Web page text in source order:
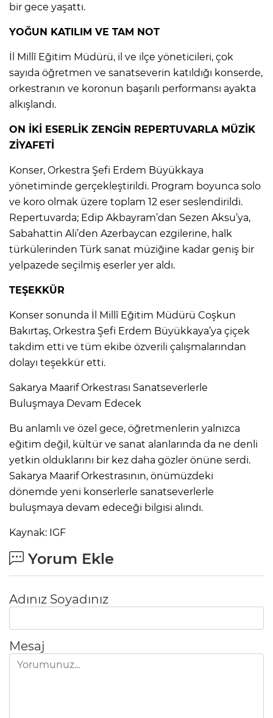
bir gece yaşattı.
YOĞUN KATILIM VE TAM NOT
İl Millî Eğitim Müdürü, il ve ilçe yöneticileri, çok
sayıda öğretmen ve sanatseverin katıldığı konserde,
orkestranın ve koronun başarılı performansı ayakta
alkışlandı.
ON İKİ ESERLİK ZENGİN REPERTUVARLA MÜZİK
ZİYAFETİ
Konser, Orkestra Şefi Erdem Büyükkaya
yönetiminde gerçekleştirildi. Program boyunca solo
ve koro olmak üzere toplam 12 eser seslendirildi.
Repertuvarda; Edip Akbayram’dan Sezen Aksu’ya,
Sabahattin Ali’den Azerbaycan ezgilerine, halk
türkülerinden Türk sanat müziğine kadar geniş bir
yelpazede seçilmiş eserler yer aldı.
TEŞEKKÜR
Konser sonunda İl Millî Eğitim Müdürü Coşkun
Bakırtaş, Orkestra Şefi Erdem Büyükkaya’ya çiçek
takdim etti ve tüm ekibe özverili çalışmalarından
dolayı teşekkür etti.
Sakarya Maarif Orkestrası Sanatseverlerle
Buluşmaya Devam Edecek
Bu anlamlı ve özel gece, öğretmenlerin yalnızca
eğitim değil, kültür ve sanat alanlarında da ne denli
yetkin olduklarını bir kez daha gözler önüne serdi.
Sakarya Maarif Orkestrasının, önümüzdeki
dönemde yeni konserlerle sanatseverlerle
buluşmaya devam edeceği bilgisi alındı.
Kaynak: IGF
Yorum Ekle
Adınız Soyadınız
Mesaj